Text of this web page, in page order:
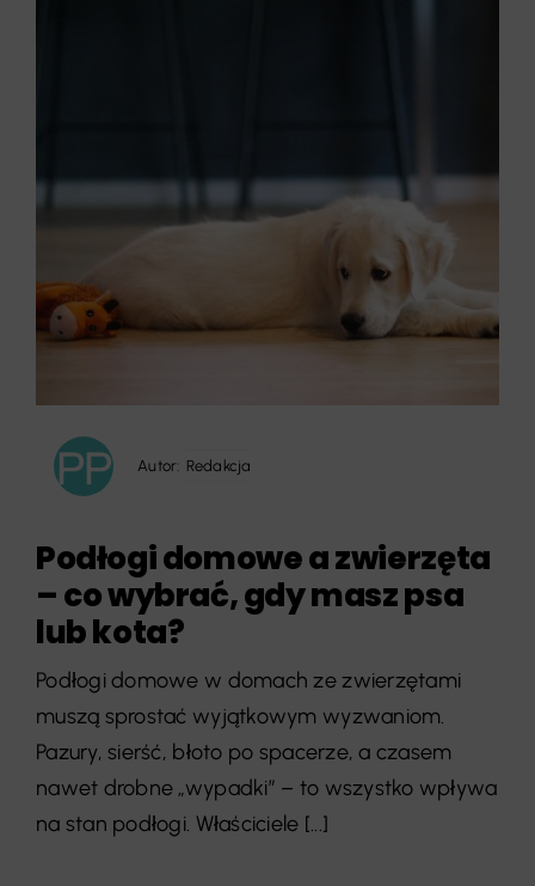
Autor: Redakcja
Podłogi domowe a zwierzęta
– co wybrać, gdy masz psa
lub kota?
Podłogi domowe w domach ze zwierzętami
muszą sprostać wyjątkowym wyzwaniom.
Pazury, sierść, błoto po spacerze, a czasem
nawet drobne „wypadki” – to wszystko wpływa
na stan podłogi. Właściciele [...]